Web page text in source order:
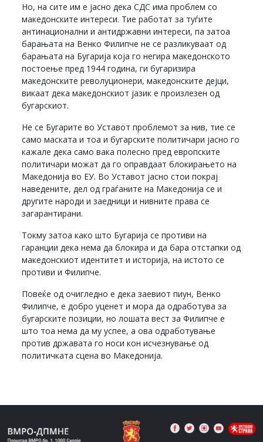
Но, на сите им е јасно дека СДС има проблем со
македонските интереси. Тие работат за туѓите
антинационални и антидржавни интереси, па затоа
барањата на Венко Филипче не се разликуваат од
барањата на Бугарија која го негира македонското
постоење пред 1944 година, ги бугаризира
македонските револуционери, македонските дејци,
викаат дека македонскиот јазик е произлезен од
бугарскиот.
Не се Бугарите во Уставот проблемот за нив, тие се
само маската и тоа и бугарските политичари јасно го
кажале дека само вака полесно пред европските
политичари можат да го оправдаат блокирањето на
Македонија во ЕУ. Во Уставот јасно стои покрај
наведените, дел од граѓаните на Македонија се и
другите народи и заедници и нивните права се
загарантирани.
Токму затоа како што Бугарија се противи на
гаранции дека нема да блокира и да бара отстапки од
македонскиот идентитет и историја, на истото се
противи и Филипче.
Повеќе од очигледно е дека заевиот пиун, Венко
Филипче, е добро уценет и мора да одработува за
бугарските позиции, но лошата вест за Филипче е
што тоа нема да му успее, а ова одработување
против државата го носи кон исчезнување од
политичката сцена во Македонија.